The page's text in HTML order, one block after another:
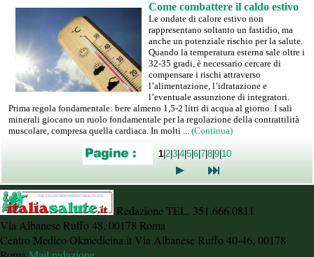
Come combattere il caldo estivo
Le ondate di calore estivo non
rappresentano soltanto un fastidio, ma
anche un potenziale rischio per la salute.
Quando la temperatura esterna sale oltre i
32-35 gradi, è necessario cercare di
compensare i rischi attraverso
l’alimentazione, l’idratazione e
l’eventuale assunzione di integratori.
Prima regola fondamentale: bere almeno 1,5-2 litri di acqua al giorno. I sali
minerali giocano un ruolo fondamentale per la regolazione della contrattilità
muscolare, compresa quella cardiaca. In molti ... (Continua)
1|2|3|4|5|6|7|8|9|10
Redazione TEL. 351.666.0811
Via Albanese Ruffo 48, 00178 Roma
Centro Medico Okmedicina.it Via Albanese Ruffo 40-46, 00178